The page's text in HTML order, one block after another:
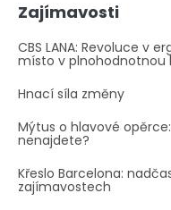
Zajímavosti
CBS LANA: Revoluce v
místo v plnohodnotnou
Hnací síla změny
Mýtus o hlavové
nenajdete?
Křeslo Barcelona:
zajímavostech